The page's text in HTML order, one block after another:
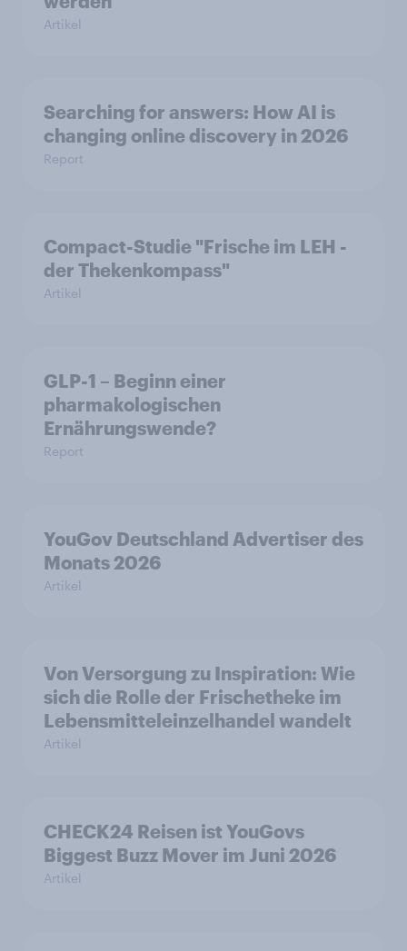
Artikel
Searching for answers: How AI is
changing online discovery in 2026
Report
Compact-Studie "Frische im LEH -
der Thekenkompass"
Artikel
GLP-1 – Beginn einer
pharmakologischen
Ernährungswende?
Report
YouGov Deutschland Advertiser des
Monats 2026
Artikel
Von Versorgung zu Inspiration: Wie
sich die Rolle der Frischetheke im
Lebensmitteleinzelhandel wandelt
Artikel
CHECK24 Reisen ist YouGovs
Biggest Buzz Mover im Juni 2026
Artikel